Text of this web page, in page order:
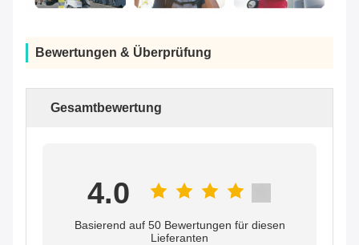
Bewertungen & Überprüfung
Gesamtbewertung
4.0
Basierend auf 50 Bewertungen für diesen
Lieferanten